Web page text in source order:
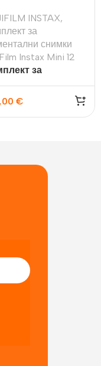
INSTAX,
за
снимки
Instax Mini 12
за
Instax Mini 12,
€